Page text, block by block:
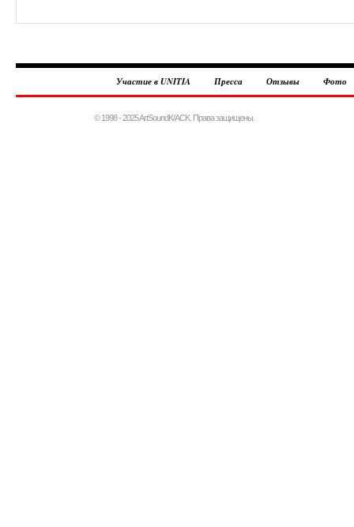
Участие в UNITIA Пресса Отзывы Фото
© 1998 - 2025 ArtSoundK/ACK. Права защищены.